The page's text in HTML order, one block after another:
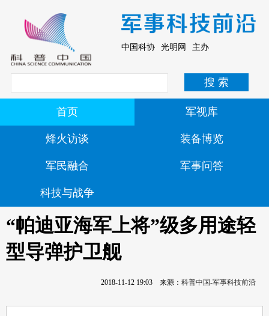
中国科协 光明网 主办
首页 军视库
烽火访谈 装备博览
军民融合 军事问答
科技与战争
“帕迪亚海军上将”级多用途轻
型导弹护卫舰
2018-11-12 19:03 来源： 科普中国-军事科技前沿